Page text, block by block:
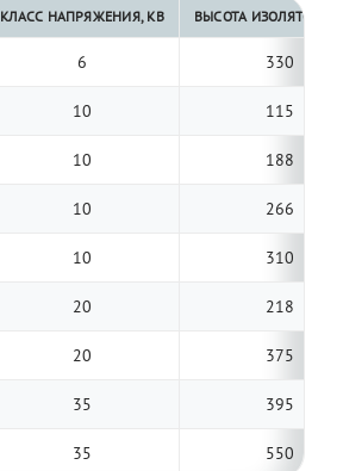
КЛАСС НАПРЯЖЕНИЯ, КВ ВЫСОТА ИЗОЛЯТОРА,
6 330
10 115
10 188
10 266
10 310
20 218
20 375
35 395
35 550